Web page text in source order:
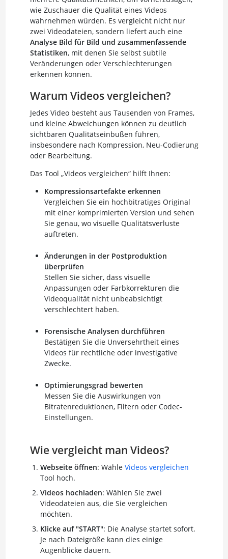
wie Zuschauer die Qualität eines Videos
wahrnehmen würden. Es vergleicht nicht nur
zwei Videodateien, sondern liefert auch eine
Analyse Bild für Bild und zusammenfassende
Statistiken, mit denen Sie selbst subtile
Veränderungen oder Verschlechterungen
erkennen können.
Warum Videos vergleichen?
Jedes Video besteht aus Tausenden von Frames,
und kleine Abweichungen können zu deutlich
sichtbaren Qualitätseinbußen führen,
insbesondere nach Kompression, Neu-Codierung
oder Bearbeitung.
Das Tool „Videos vergleichen“ hilft Ihnen:
Kompressionsartefakte erkennen
Vergleichen Sie ein hochbitratiges Original
mit einer komprimierten Version und sehen
Sie genau, wo visuelle Qualitätsverluste
auftreten.
Änderungen in der Postproduktion
überprüfen
Stellen Sie sicher, dass visuelle
Anpassungen oder Farbkorrekturen die
Videoqualität nicht unbeabsichtigt
verschlechtert haben.
Forensische Analysen durchführen
Bestätigen Sie die Unversehrtheit eines
Videos für rechtliche oder investigative
Zwecke.
Optimierungsgrad bewerten
Messen Sie die Auswirkungen von
Bitratenreduktionen, Filtern oder Codec-
Einstellungen.
Wie vergleicht man Videos?
Webseite öffnen: Wähle Videos vergleichen
Tool hoch.
Videos hochladen: Wählen Sie zwei
Videodateien aus, die Sie vergleichen
möchten.
Klicke auf "START": Die Analyse startet sofort.
Je nach Dateigröße kann dies einige
Augenblicke dauern.